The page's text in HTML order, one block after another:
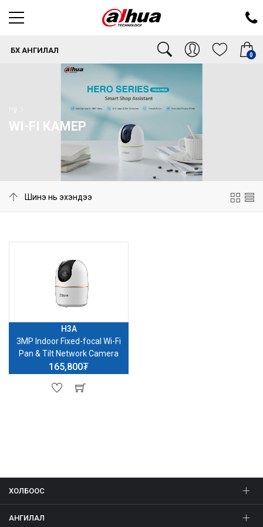
0
БҮХ АНГИЛАЛ
WI-FI КАМЕР
H3A
3MP Indoor Fixed-focal Wi-Fi
Pan & Tilt Network Camera
165,800₮
ХОЛБООС
АНГИЛАЛ